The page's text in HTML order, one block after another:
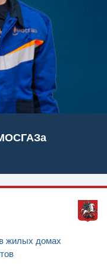
жилых домах